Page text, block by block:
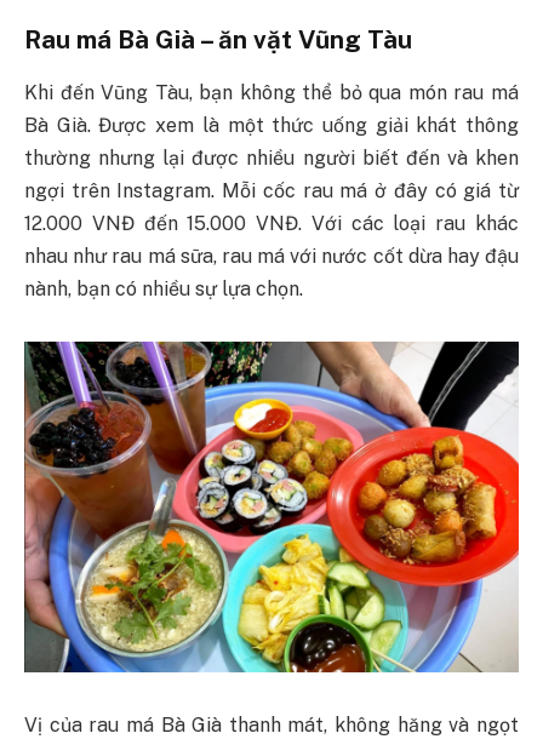
Rau má Bà Già – ăn vặt Vũng Tàu
Khi đến Vũng Tàu, bạn không thể bỏ qua món rau má
Bà Già. Được xem là một thức uống giải khát thông
thường nhưng lại được nhiều người biết đến và khen
ngợi trên Instagram. Mỗi cốc rau má ở đây có giá từ
12.000 VNĐ đến 15.000 VNĐ. Với các loại rau khác
nhau như rau má sữa, rau má với nước cốt dừa hay đậu
nành, bạn có nhiều sự lựa chọn.
Vị của rau má Bà Già thanh mát, không hăng và ngọt